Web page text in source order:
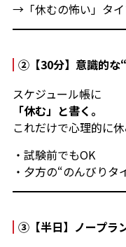
→「休むの怖い」タイ
②【30分】意識的な
スケジュール帳に
「休む」と書く。
これだけで心理的に休
・試験前でもOK
・夕方の“のんびりタ
③【半日】ノープラ